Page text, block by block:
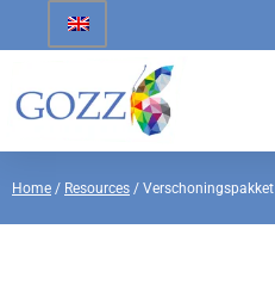
Home / Resources / Verschoningspakket